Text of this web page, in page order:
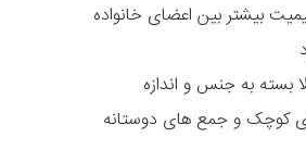
بیشتر بین اعضای خانواده
بسته به جنس و اندازه
کوچک و جمع های دوستانه